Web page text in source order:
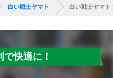
白い戦士ヤマト 白い戦士ヤマト
快適に！